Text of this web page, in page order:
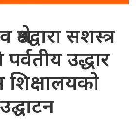
सशस्त्र
पर्वतीय उद्धार
शिक्षालयको
उद्घाटन